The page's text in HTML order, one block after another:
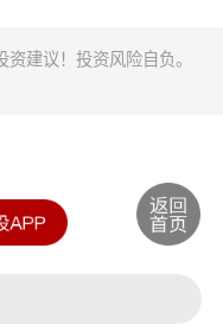
建议！投资风险自负。